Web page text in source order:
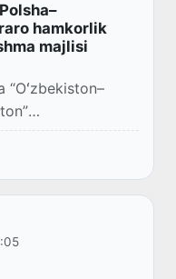
hamkorlik
majlisi
birinchi
oʻtkazildi.